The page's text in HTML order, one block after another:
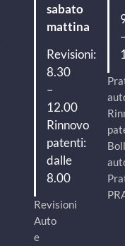
sabato
mattina
Revisioni:
8.30
–
12.00
Rinnovo
patenti:
dalle
8.00
Revisioni
Auto
e